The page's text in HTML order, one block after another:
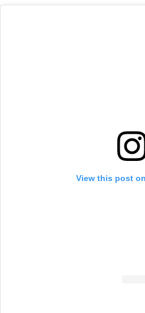
View this post